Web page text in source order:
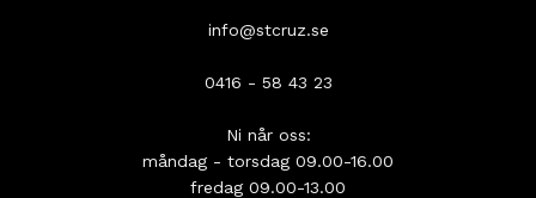
info@stcruz.se
0416 - 58 43 23
Ni når oss:
måndag - torsdag 09.00-16.00
fredag 09.00-13.00